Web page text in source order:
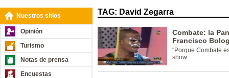
Nuestros sitios
Opinión
Turismo
Notas de prensa
Encuestas
TAG: David Zegarra
Combate: la
Francisco
"Porque Combate
show.